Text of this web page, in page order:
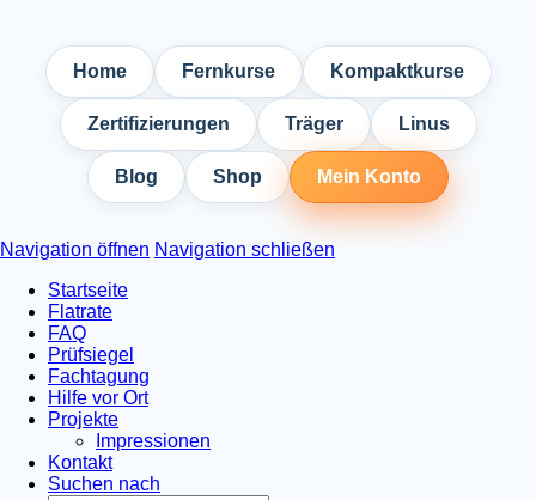
Home Fernkurse Kompaktkurse
Zertifizierungen Träger Linus
Blog Shop Mein Konto
Navigation öffnen Navigation schließen
Startseite
Flatrate
FAQ
Prüfsiegel
Fachtagung
Hilfe vor Ort
Projekte
Impressionen
Kontakt
Suchen nach